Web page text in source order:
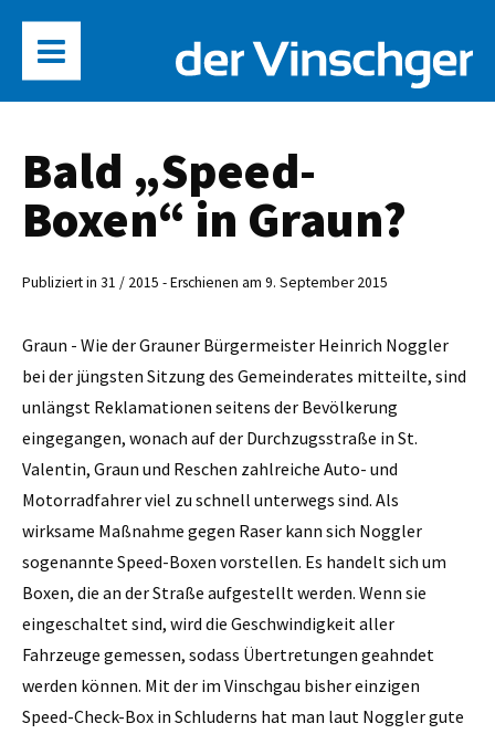
Bald „Speed-
Boxen“ in Graun?
Publiziert in 31 / 2015 - Erschienen am 9. September 2015
Graun - Wie der Grauner Bürgermeister Heinrich Noggler
bei der jüngsten Sitzung des Gemeinderates mitteilte, sind
unlängst Reklamationen seitens der Bevölkerung
eingegangen, wonach auf der Durchzugsstraße in St.
Valentin, Graun und Reschen zahlreiche Auto- und
Motorradfahrer viel zu schnell unterwegs sind. Als
wirksame Maßnahme gegen Raser kann sich Noggler
sogenannte Speed-Boxen vorstellen. Es handelt sich um
Boxen, die an der Straße aufgestellt werden. Wenn sie
eingeschaltet sind, wird die Geschwindigkeit aller
Fahrzeuge gemessen, sodass Übertretungen geahndet
werden können. Mit der im Vinschgau bisher einzigen
Speed-Check-Box in Schluderns hat man laut Noggler gute